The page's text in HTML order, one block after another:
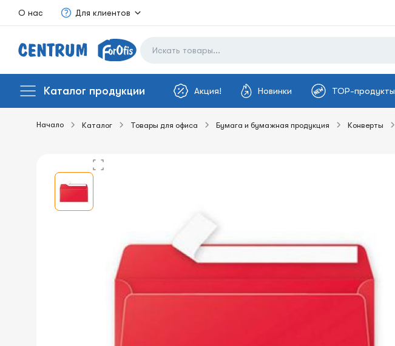
О нас Для клиентов
Каталог продукции Акция! Новинки TOP-продукты
Начало Каталог Товары для офиса Бумага и бумажная продукция Конверты